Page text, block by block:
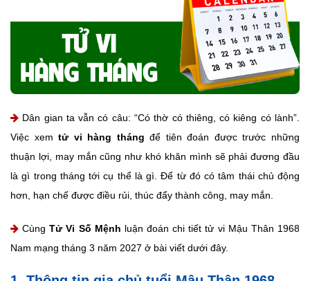
Dân gian ta vẫn có câu: “Có thờ có thiêng, có kiêng có lành”.
Việc xemtử vi hàng tháng để tiên đoán được trước những
thuận lợi, may mắn cũng như khó khăn mình sẽ phải đương đầu
là gì trong tháng tới cụ thể là gì. Để từ đó có tâm thái chủ động
hơn, hạn chế được điều rủi, thúc đẩy thành công, may mắn.
CùngTử Vi Số Mệnh luận đoán chi tiết tử vi Mậu Thân 1968
Nam mạng tháng 3 năm 2027 ở bài viết dưới đây.